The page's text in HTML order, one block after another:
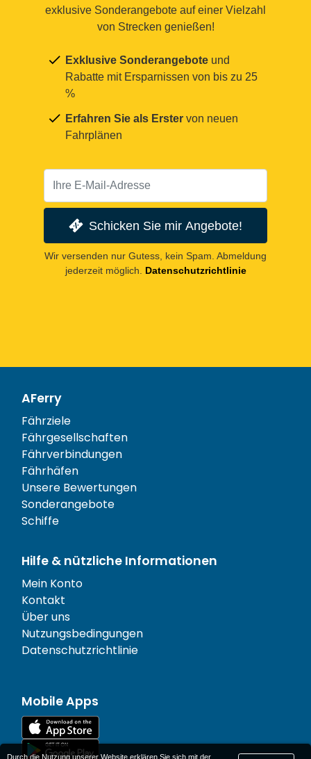
exklusive Sonderangebote auf einer Vielzahl
von Strecken genießen!
Exklusive Sonderangebote und
Rabatte mit Ersparnissen von bis zu 25
%
Erfahren Sie als Erster von neuen
Fahrplänen
Schicken Sie mir Angebote!
Wir versenden nur Gutess, kein Spam. Abmeldung
jederzeit möglich.
Datenschutzrichtlinie
AFerry
Fährziele
Fährgesellschaften
Fährverbindungen
Fährhäfen
Unsere Bewertungen
Sonderangebote
Schiffe
Hilfe & nützliche Informationen
Mein Konto
Kontakt
Über uns
Nutzungsbedingungen
Datenschutzrichtlinie
Mobile Apps
Durch die Nutzung unserer Website erklären Sie sich mit der